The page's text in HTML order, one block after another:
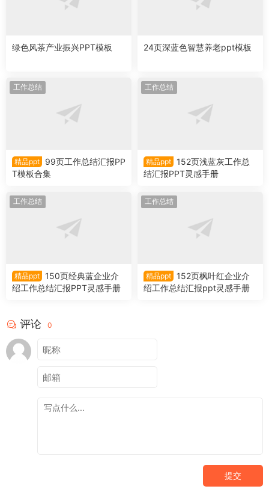
绿色风茶产业振兴PPT模板 24页深蓝色智慧养老ppt模板
工作总结
精品ppt
99页工作总结汇报PP
T模板合集
工作总结
精品ppt
152页浅蓝灰工作总
结汇报PPT灵感手册
工作总结
精品ppt
150页经典蓝企业介
绍工作总结汇报PPT灵感手册
工作总结
精品ppt
152页枫叶红企业介
绍工作总结汇报ppt灵感手册
评论 0
提交